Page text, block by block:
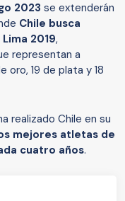
2023 se extenderán
Chile busca
2019,
representan a
oro, 19 de plata y 18
realizado Chile en su
mejores atletas de
cuatro años.